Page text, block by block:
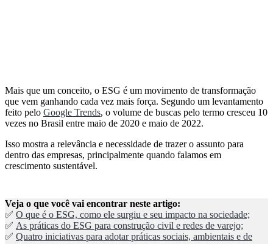
Mais que um conceito, o ESG é um movimento de transformação
que vem ganhando cada vez mais força. Segundo um levantamento
feito pelo Google Trends, o volume de buscas pelo termo cresceu 10
vezes no Brasil entre maio de 2020 e maio de 2022.
Isso mostra a relevância e necessidade de trazer o assunto para
dentro das empresas, principalmente quando falamos em
crescimento sustentável.
Veja o que você vai encontrar neste artigo:
✅ O que é o ESG, como ele surgiu e seu impacto na sociedade;
✅ As práticas do ESG para construção civil e redes de varejo;
✅ Quatro iniciativas para adotar práticas sociais, ambientais e de